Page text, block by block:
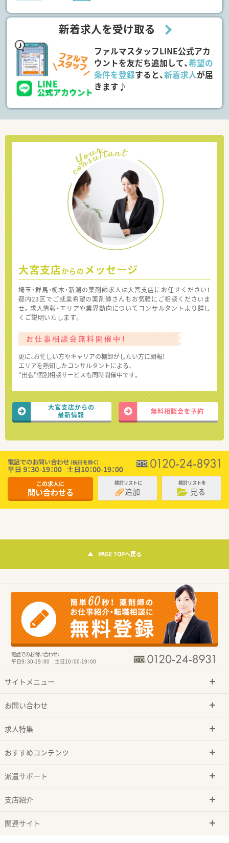
新着求人を受け取る
ファルマスタッフLINE公式アカ
ウントを友だち追加して、希望の
条件を登録すると、新着求人が届
きます♪
大宮支店からの メッセージ
埼玉・群馬・栃木・新潟の薬剤師求人は大宮支店にお任せください！
都内23区でご就業希望の薬剤師さんもお気軽にご相談くださいま
せ。求人情報・エリアや業界動向についてコンサルタントより詳し
くご説明いたします。
お仕事相談会無料開催中！
更に、お忙しい方やキャリアの棚卸がしたい方に朗報!
エリアを熟知したコンサルタントによる、
“出張”個別相談サービスも同時開催中です。
大宮支店からの
最新情報
無料相談会を予約
この求人に
問い合わせる
検討リストに
追加
検討リストを
見る
PAGE TOPへ戻る
電話でのお問い合わせ：
平日9：30-19：00 土日10：00-19：00
サイトメニュー
お問い合わせ
求人特集
おすすめコンテンツ
派遣サポート
支店紹介
関連サイト